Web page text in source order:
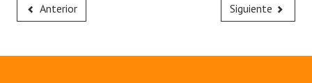
Anterior Siguiente